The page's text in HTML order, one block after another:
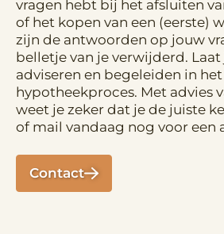
vragen hebt bij het afsluiten
of het kopen van een (eerste)
zijn de antwoorden op jouw
belletje van je verwijderd.
adviseren en begeleiden in het
hypotheekproces. Met advies
weet je zeker dat je de juiste
of mail vandaag nog voor een
Contact